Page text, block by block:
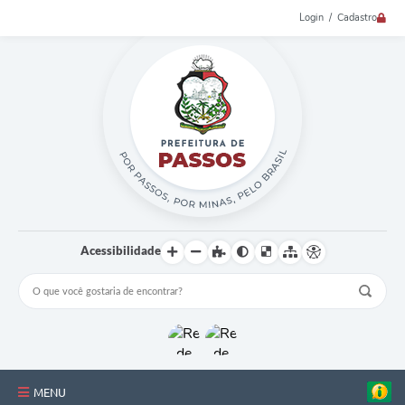
Login / Cadastro
Acessibilidade
MENU